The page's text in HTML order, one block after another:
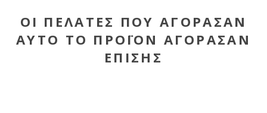
ΟΙ ΠΕΛΆΤΕΣ ΠΟΥ ΑΓΌΡΑΣΑΝ
ΑΥΤΌ ΤΟ ΠΡΟΪΌΝ ΑΓΌΡΑΣΑΝ
ΕΠΊΣΗΣ